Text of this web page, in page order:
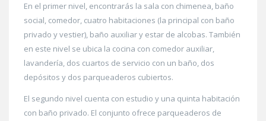
En el primer nivel, encontrarás la sala con chimenea, baño
social, comedor, cuatro habitaciones (la principal con baño
privado y vestier), baño auxiliar y estar de alcobas. También
en este nivel se ubica la cocina con comedor auxiliar,
lavandería, dos cuartos de servicio con un baño, dos
depósitos y dos parqueaderos cubiertos.
El segundo nivel cuenta con estudio y una quinta habitación
con baño privado. El conjunto ofrece parqueaderos de